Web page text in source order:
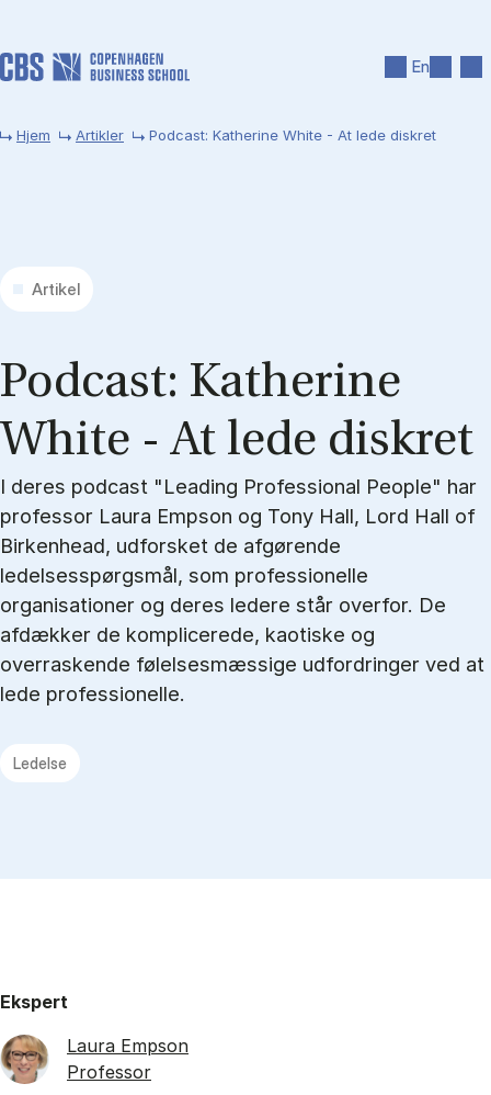
En
Hjem Artikler Podcast: Katherine White - At lede diskret
Artikel
Po­dcast: Kat­he­ri­ne
Whi­te - At lede diskret
I deres podcast "Leading Professional People" har
professor Laura Empson og Tony Hall, Lord Hall of
Birkenhead, udforsket de afgørende
ledelsesspørgsmål, som professionelle
organisationer og deres ledere står overfor. De
afdækker de komplicerede, kaotiske og
overraskende følelsesmæssige udfordringer ved at
lede professionelle.
Ledelse
Ekspert
Laura Empson
Professor